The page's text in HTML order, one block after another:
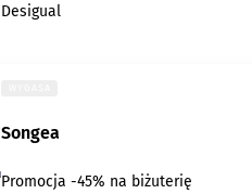
Desigual
Songea
Promocja -45% na biżuterię